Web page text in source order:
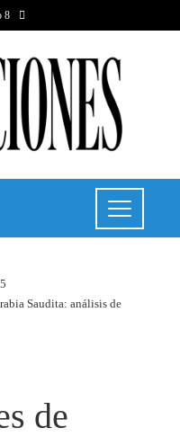
8
Saudita: análisis de
de